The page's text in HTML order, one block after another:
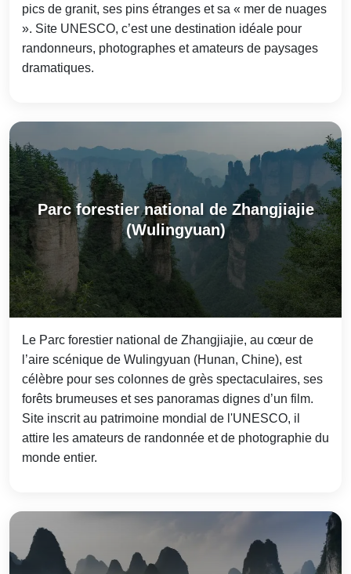
pics de granit, ses pins étranges et sa « mer de nuages
». Site UNESCO, c’est une destination idéale pour
randonneurs, photographes et amateurs de paysages
dramatiques.
Parc forestier national de Zhangjiajie
(Wulingyuan)
Le Parc forestier national de Zhangjiajie, au cœur de
l’aire scénique de Wulingyuan (Hunan, Chine), est
célèbre pour ses colonnes de grès spectaculaires, ses
forêts brumeuses et ses panoramas dignes d’un film.
Site inscrit au patrimoine mondial de l'UNESCO, il
attire les amateurs de randonnée et de photographie du
monde entier.